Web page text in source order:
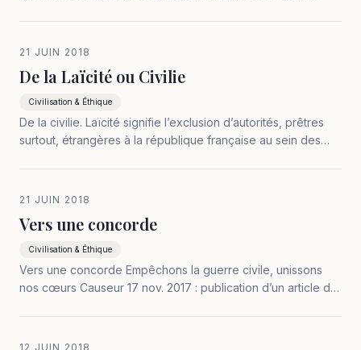
patrons, les indépendants au…
21 JUIN 2018
De la Laïcité ou Civilie
Civilisation & Éthique
De la civilie. Laïcité signifie l’exclusion d’autorités, prêtres
surtout, étrangères à la république française au sein des
21 JUIN 2018
Vers une concorde
Civilisation & Éthique
Vers une concorde Empêchons la guerre civile, unissons
nos cœurs Causeur 17 nov. 2017 : publication d’un article de
de division politique…
12 JUIN 2018